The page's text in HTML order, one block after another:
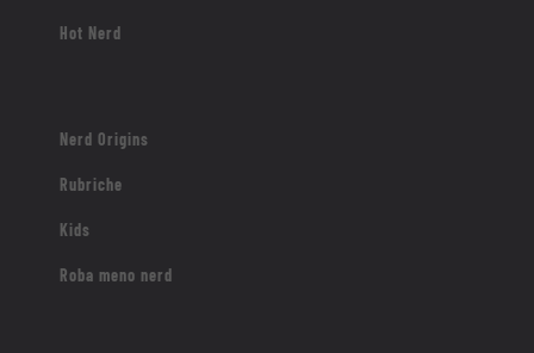
Hot Nerd
Nerd Origins
Rubriche
Kids
Roba meno nerd